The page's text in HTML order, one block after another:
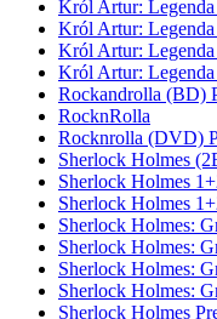
Król Artur:
Król Artur:
Król Artur:
Król Artur:
Rockandrolla (BD)
RocknRolla
Rocknrolla (DVD)
Sherlock Holmes
Sherlock Holmes
Sherlock Holmes
Sherlock Holmes:
Sherlock Holmes:
Sherlock Holmes:
Sherlock Holmes:
Sherlock Holmes